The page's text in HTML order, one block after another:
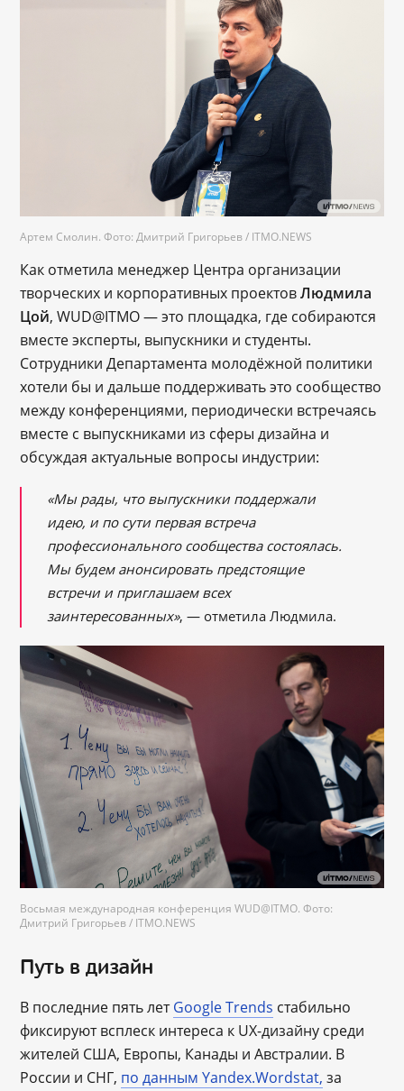
Артем Смолин. Фото: Дмитрий Григорьев / ITMO.NEWS
Как отметила менеджер Центра организации
творческих и корпоративных проектовЛюдмила
Цой, WUD@ITMO — это площадка, где собираются
вместе эксперты, выпускники и студенты.
Сотрудники Департамента молодёжной политики
хотели бы и дальше поддерживать это сообщество
между конференциями, периодически встречаясь
вместе с выпускниками из сферы дизайна и
обсуждая актуальные вопросы индустрии:
«Мы рады, что выпускники поддержали
идею, и по сути первая встреча
профессионального сообщества состоялась.
Мы будем анонсировать предстоящие
встречи и приглашаем всех
заинтересованных», — отметила Людмила.
Восьмая международная конференция WUD@ITMO. Фото:
Дмитрий Григорьев / ITMO.NEWS
Путь в дизайн
В последние пять летGoogle Trends стабильно
фиксируют всплеск интереса к UX-дизайну среди
жителей США, Европы, Канады и Австралии. В
России и СНГ, по данным Yandex.Wordstat, за